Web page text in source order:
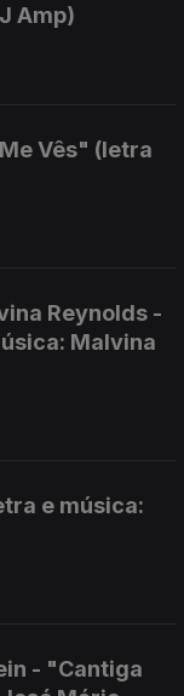
Amp)
Vês" (letra
Reynolds -
Malvina
e música:
- "Cantiga